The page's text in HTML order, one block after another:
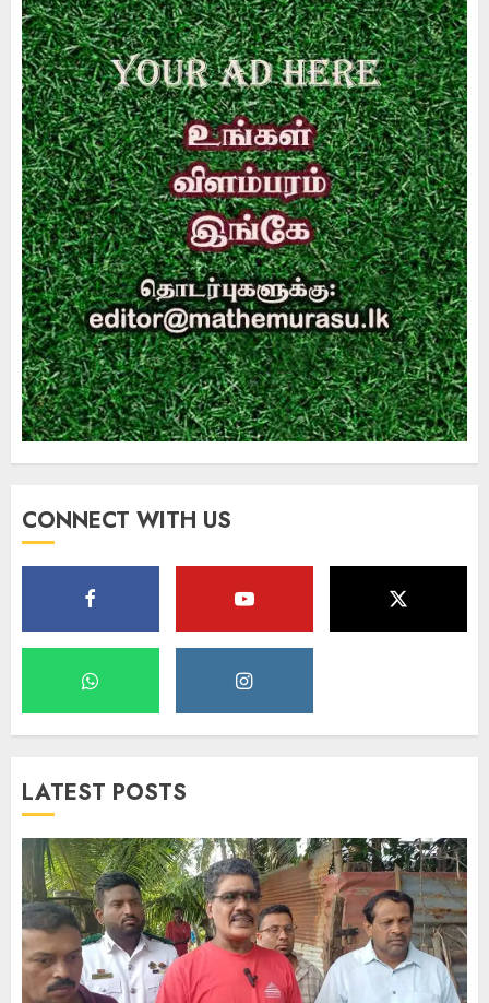
CONNECT WITH US
LATEST POSTS